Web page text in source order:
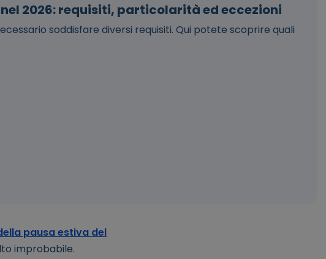
2026: requisiti, particolarità ed eccezioni
soddisfare diversi requisiti. Qui potete scoprire quali
pausa estiva del
improbabile.